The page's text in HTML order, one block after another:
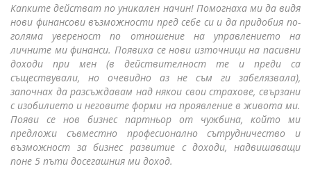
Капките действат по уникален начин! Помогнаха ми да видя
нови финансови възможности пред себе си и да придобия по-
голяма увереност по отношение на управлението на
личните ми финанси. Появиха се нови източници на пасивни
доходи при мен (в действителност те и преди са
съществували, но очевидно аз не съм ги забелязвала),
започнах да разсъждавам над някои свои страхове, свързани
с изобилието и неговите форми на проявление в живота ми.
Появи се нов бизнес партньор от чужбина, който ми
предложи съвместно професионално сътрудничество и
възможност за бизнес развитие с доходи, надвишаващи
поне 5 пъти досегашния ми доход.